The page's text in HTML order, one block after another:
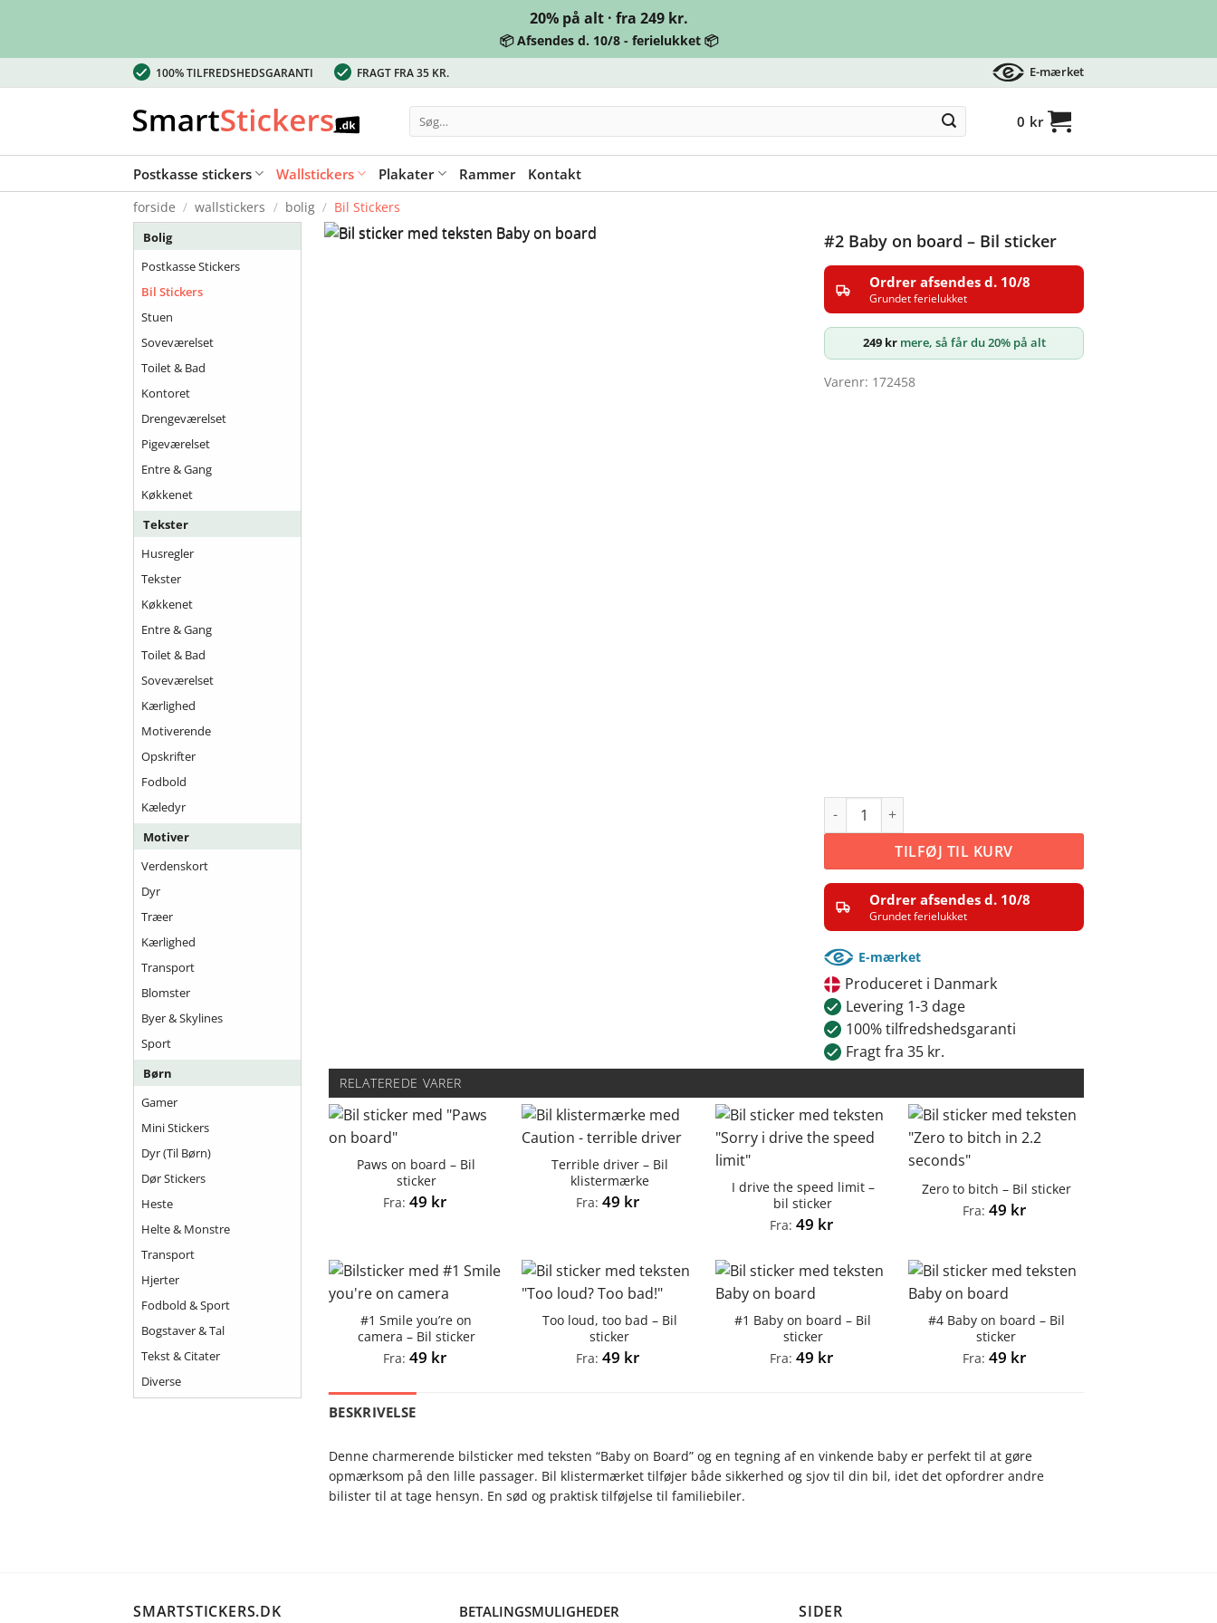
20% på alt · fra 249 kr.
📦 Afsendes d. 10/8 - ferielukket 📦
til
100% TILFREDSHEDSGARANTI FRAGT FRA 35 KR. E-mærket
Søg
efter:
0 kr
Postkasse stickers Wallstickers Plakater Rammer Kontakt
forside / wallstickers / bolig / Bil Stickers
Bolig
Postkasse Stickers
Bil Stickers
Stuen
Soveværelset
Toilet & Bad
Kontoret
Drengeværelset
Pigeværelset
Entre & Gang
Køkkenet
Tekster
Husregler
Tekster
Køkkenet
Entre & Gang
Toilet & Bad
Soveværelset
Kærlighed
Motiverende
Opskrifter
Fodbold
Kæledyr
Motiver
Verdenskort
Dyr
Træer
Kærlighed
Transport
Blomster
Byer & Skylines
Sport
Børn
Gamer
Mini Stickers
Dyr (til Børn)
Dør Stickers
Heste
Helte & Monstre
Transport
Hjerter
Fodbold & Sport
Bogstaver & Tal
Tekst & Citater
Diverse
#2 Baby on board – Bil sticker
Ordrer afsendes d. 10/8
Grundet ferielukket
249 krmere, så får du 20% på alt
Varenr: 172458
TILFØJ TIL KURV
Ordrer afsendes d. 10/8
Grundet ferielukket
E-mærket
Produceret i Danmark
Levering 1-3 dage
100% tilfredshedsgaranti
Fragt fra 35 kr.
RELATEREDE VARER
Paws on board – Bil
sticker
Fra: 49 kr
Terrible driver – Bil
klistermærke
Fra:49 kr
I drive the speed limit –
bil sticker
Fra: 49 kr
Zero to bitch – Bil sticker
Fra:49 kr
#1 Smile you’re on
camera – Bil sticker
Fra: 49 kr
Too loud, too bad – Bil
sticker
Fra:49 kr
#1 Baby on board – Bil
sticker
Fra: 49 kr
#4 Baby on board – Bil
sticker
Fra:49 kr
BESKRIVELSE
Denne charmerende bilsticker med teksten “Baby on Board” og en tegning af en vinkende baby er perfekt til at gøre
opmærksom på den lille passager. Bil klistermærket tilføjer både sikkerhed og sjov til din bil, idet det opfordrer andre
bilister til at tage hensyn. En sød og praktisk tilføjelse til familiebiler.
SMARTSTICKERS.DK BETALINGSMULIGHEDER SIDER